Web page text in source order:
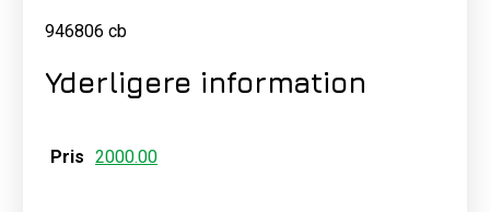
946806 cb
Yderligere information
Pris 2000.00